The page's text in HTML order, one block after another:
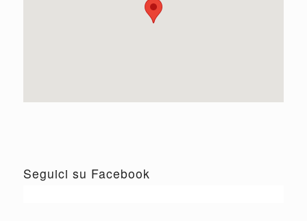
Seguici su Facebook